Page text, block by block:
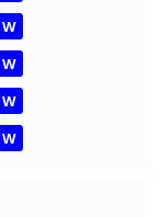
W
W
W
W